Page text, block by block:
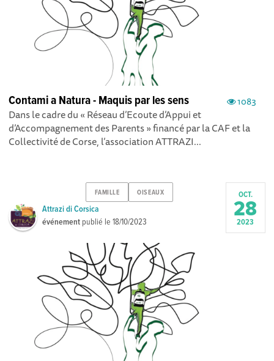
1083
Contami a Natura - Maquis par les sens
Dans le cadre du « Réseau d’Ecoute d’Appui et
d’Accompagnement des Parents » financé par la CAF et la
Collectivité de Corse, l’association ATTRAZI...
FAMILLE OISEAUX
Attrazi di Corsica
événement publié le18/10/2023
OCT.
28
2023